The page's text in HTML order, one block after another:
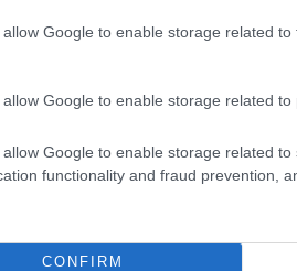
allow Google to enable storage related
Google to enable storage related to
Google to enable storage related to
functionality and fraud prevention,
CONFIRM